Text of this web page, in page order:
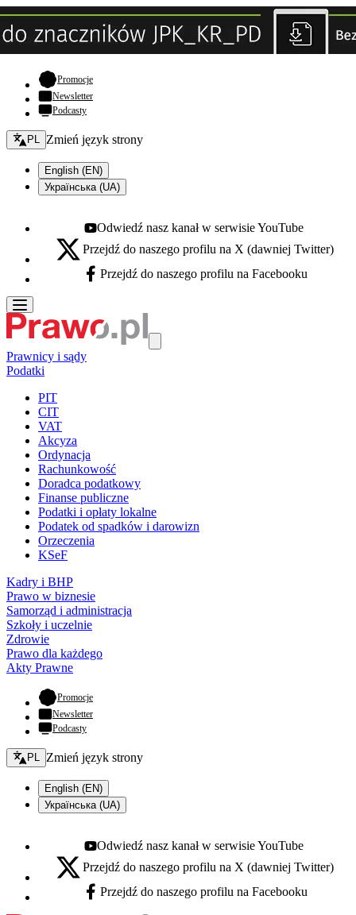
Promocje- otwiera się w nowej karcie
Newsletter
Podcasty
Zmień język - bieżący:
PL Zmień język strony
English (EN)
Українська (UA)
Youtube - otwiera się w nowej karcie
Odwiedź nasz kanał w serwisie YouTube
X - otwiera się w nowej karcie
Przejdź do naszego profilu na X (dawniej Twitter)
Facebook - otwiera się w nowej karcie
Przejdź do naszego profilu na Facebooku
Prawnicy i sądy
Podatki
PIT
CIT
VAT
Akcyza
Ordynacja
Rachunkowość
Doradca podatkowy
Finanse publiczne
Podatki i opłaty lokalne
Podatek od spadków i darowizn
Orzeczenia
KSeF
Kadry i BHP
Prawo w biznesie
Samorząd i administracja
Szkoły i uczelnie
Zdrowie
Prawo dla każdego
Akty Prawne
Promocje- otwiera się w nowej karcie
Newsletter
Podcasty
Zmień język - bieżący:
PL Zmień język strony
English (EN)
Українська (UA)
Youtube - otwiera się w nowej karcie
Odwiedź nasz kanał w serwisie YouTube
X - otwiera się w nowej karcie
Przejdź do naszego profilu na X (dawniej Twitter)
Facebook - otwiera się w nowej karcie
Przejdź do naszego profilu na Facebooku